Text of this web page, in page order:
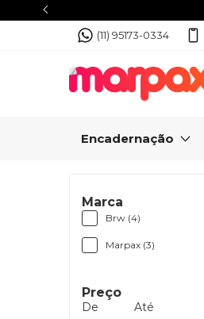
(11) 95173-0334
Encadernação
Marca
Brw (4)
Marpax (3)
Preço
De
Até